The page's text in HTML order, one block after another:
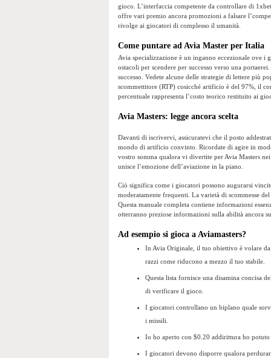
gioco. L’interfaccia competente da controllare di
offre vari premio ancora promozioni a falsare
rivolge ai giocatori di complesso il umanità.
Come puntare ad Avia Master per Italia
Avia specializzazione è un inganno eccezionale
ostacoli per scendere per successo verso una
successo. Vedete alcune delle strategie di lettere più
scommettitore (RTP) cosicché artificio è del 97%, il
percentuale rappresenta l’costo teorico restituito ai
Avia Masters: legge ancora scelta
Davanti di iscrivervi, assicuratevi che il posto
mondo di artificio convinto. Ricordate di agire in
vostro somma qualora vi divertite per Avia Masters
unisce l’emozione dell’aviazione in la piano.
Ciò significa come i giocatori possono augurarsi
moderatamente frequenti. La varietà di scommesse
Questa manuale completa contiene informazioni
otterranno preziose informazioni sulla abilità ancora
Ad esempio si gioca a Aviamasters?
In Avia Originale, il tuo obiettivo è volare
razzi come riducono a mezzo il tuo stabile.
Questa lista fornisce una disamina concisa
di verificare il gioco.
I giocatori controllano un biplano quale
i missili.
Io ho aperto con $0.20 addirittura ho
I giocatori devono disporre qualora